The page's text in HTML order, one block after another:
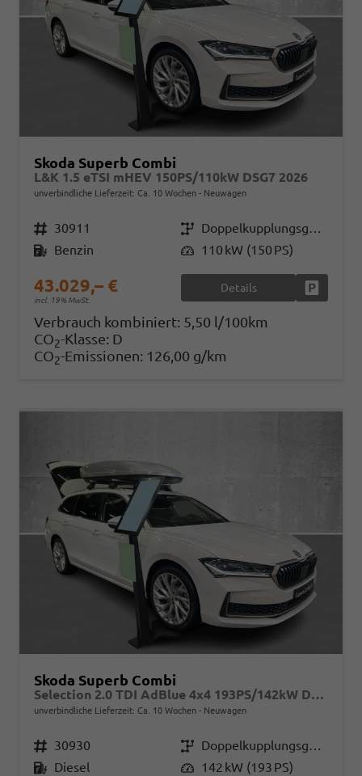
Skoda Superb Combi
L&K 1.5 eTSI mHEV 150PS/110kW DSG7 2026
unverbindliche Lieferzeit: Ca. 10 Wochen Neuwagen
Fahrzeugnr. 30911 Getriebe
Doppelkupplungsgetriebe (DSG)
Kraftstoff Benzin Leistung 110 kW (150 PS)
43.029,– €
incl. 19% MwSt.
Details
Verbrauch kombiniert: 5,50 l/100km
CO2-Klasse: D
CO2-Emissionen: 126,00 g/km
Skoda Superb Combi
Selection 2.0 TDI AdBlue 4x4 193PS/142kW DSG7 2026
unverbindliche Lieferzeit: Ca. 10 Wochen Neuwagen
Fahrzeugnr. 30930 Getriebe
Doppelkupplungsgetriebe (DSG)
Kraftstoff Diesel Leistung 142 kW (193 PS)